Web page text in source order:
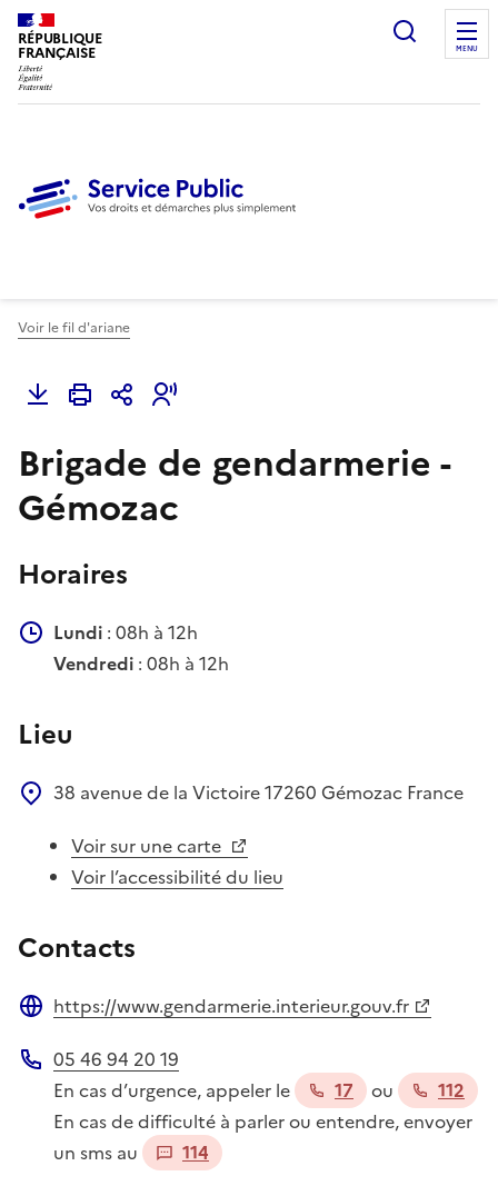
RÉPUBLIQUE
FRANÇAISE
Ouvrir
MENU
Voir le fil d'ariane
Brigade de gendarmerie -
Gémozac
Horaires
Lundi : 08h à 12h
Vendredi : 08h à 12h
Lieu
38 avenue de la Victoire17260 Gémozac France
Voir sur une carte
Voir l’accessibilité du lieu
Contacts
https://www.gendarmerie.interieur.gouv.fr
Téléphone
05 46 94 20 19
En cas d’urgence, appeler le
17 ou
112
En cas de difficulté à parler ou entendre, envoyer
un sms au
114